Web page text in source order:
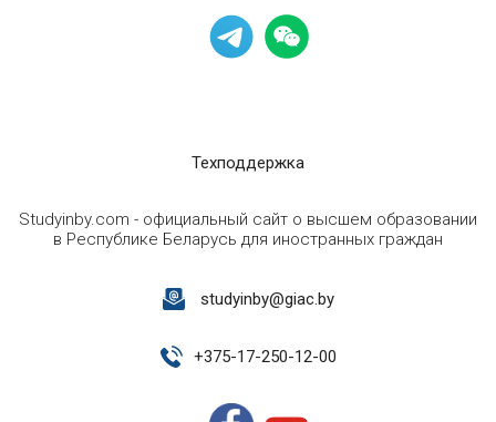
Техподдержка
Studyinby.com - официальный сайт о высшем образовании
в Республике Беларусь для иностранных граждан
studyinby@giac.by
+375-17-250-12-00